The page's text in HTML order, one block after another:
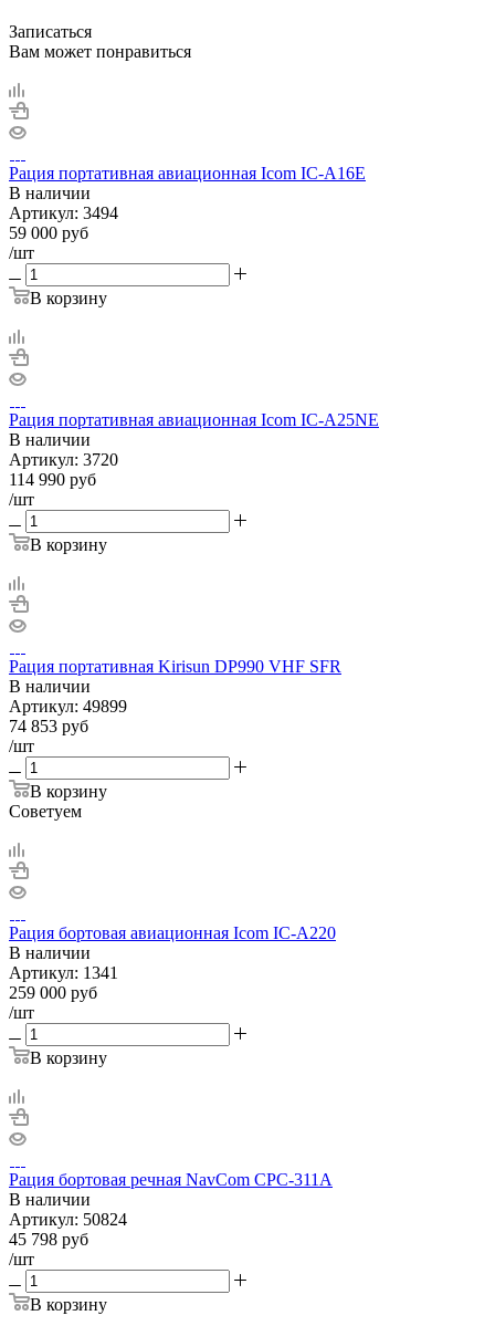
Записаться
Вам может понравиться
Рация портативная авиационная Icom IC-A16E
В наличии
Артикул: 3494
59 000 руб
/шт
В корзину
Рация портативная авиационная Icom IC-A25NE
В наличии
Артикул: 3720
114 990 руб
/шт
В корзину
Рация портативная Kirisun DP990 VHF SFR
В наличии
Артикул: 49899
74 853 руб
/шт
В корзину
Советуем
Рация бортовая авиационная Icom IC-A220
В наличии
Артикул: 1341
259 000 руб
/шт
В корзину
Рация бортовая речная NavCom CPC-311A
В наличии
Артикул: 50824
45 798 руб
/шт
В корзину